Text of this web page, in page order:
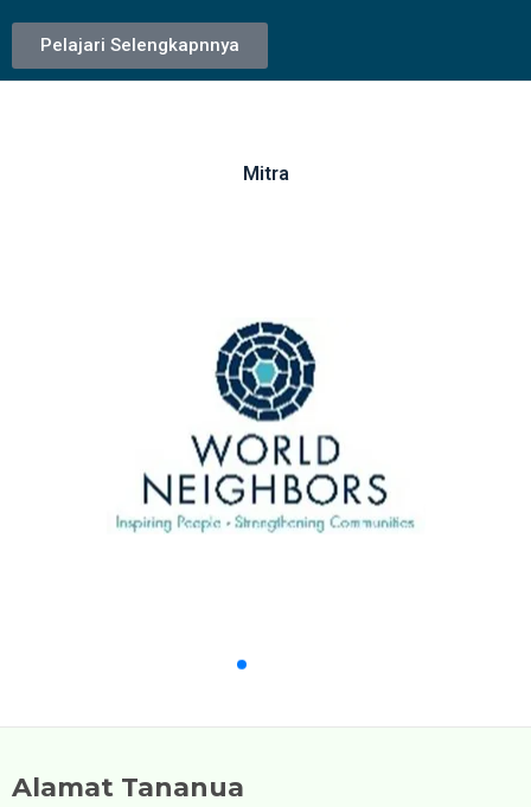
Pelajari Selengkapnnya
Mitra
Alamat Tananua